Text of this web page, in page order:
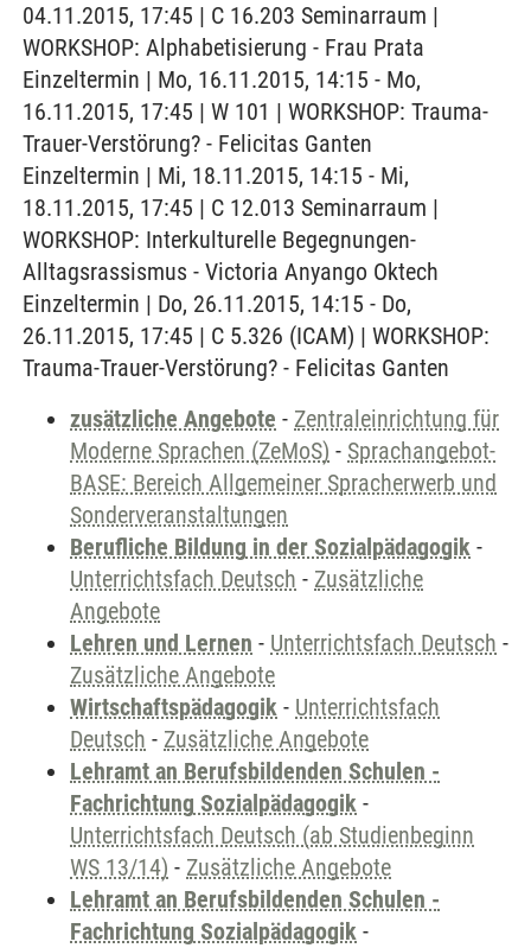
04.11.2015, 17:45 | C 16.203 Seminarraum |
WORKSHOP: Alphabetisierung - Frau Prata
Einzeltermin | Mo, 16.11.2015, 14:15 - Mo,
16.11.2015, 17:45 | W 101 | WORKSHOP: Trauma-
Trauer-Verstörung? - Felicitas Ganten
Einzeltermin | Mi, 18.11.2015, 14:15 - Mi,
18.11.2015, 17:45 | C 12.013 Seminarraum |
WORKSHOP: Interkulturelle Begegnungen-
Alltagsrassismus - Victoria Anyango Oktech
Einzeltermin | Do, 26.11.2015, 14:15 - Do,
26.11.2015, 17:45 | C 5.326 (ICAM) | WORKSHOP:
Trauma-Trauer-Verstörung? - Felicitas Ganten
zusätzliche Angebote - Zentraleinrichtung für
Moderne Sprachen (ZeMoS) - Sprachangebot-
BASE: Bereich Allgemeiner Spracherwerb und
Sonderveranstaltungen
Berufliche Bildung in der Sozialpädagogik -
Unterrichtsfach Deutsch - Zusätzliche
Angebote
Lehren und Lernen - Unterrichtsfach Deutsch -
Zusätzliche Angebote
Wirtschaftspädagogik - Unterrichtsfach
Deutsch - Zusätzliche Angebote
Lehramt an Berufsbildenden Schulen -
Fachrichtung Sozialpädagogik -
Unterrichtsfach Deutsch (ab Studienbeginn
WS 13/14) - Zusätzliche Angebote
Lehramt an Berufsbildenden Schulen -
Fachrichtung Sozialpädagogik -